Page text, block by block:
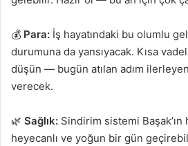
💰 Para: İş hayatındaki bu olumlu
durumuna da yansıyacak. Kısa
düşün — bugün atılan adım
verecek.
🌿 Sağlık: Sindirim sistemi
heyecanlı ve yoğun bir gün